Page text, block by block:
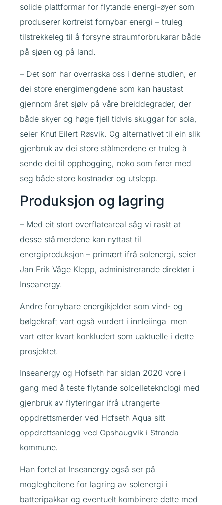
solide plattformar for flytande energi-øyer som
produserer kortreist fornybar energi – truleg
tilstrekkeleg til å forsyne straumforbrukarar både
på sjøen og på land.
– Det som har overraska oss i denne studien, er
dei store energimengdene som kan haustast
gjennom året sjølv på våre breiddegrader, der
både skyer og høge fjell tidvis skuggar for sola,
seier Knut Eilert Røsvik. Og alternativet til ein slik
gjenbruk av dei store stålmerdene er truleg å
sende dei til opphogging, noko som fører med
seg både store kostnader og utslepp.
Produksjon og lagring
– Med eit stort overflateareal såg vi raskt at
desse stålmerdene kan nyttast til
energiproduksjon – primært ifrå solenergi, seier
Jan Erik Våge Klepp, administrerande direktør i
Inseanergy.
Andre fornybare energikjelder som vind- og
bølgekraft vart også vurdert i innleiinga, men
vart etter kvart konkludert som uaktuelle i dette
prosjektet.
Inseanergy og Hofseth har sidan 2020 vore i
gang med å teste flytande solcelleteknologi med
gjenbruk av flyteringar ifrå utrangerte
oppdrettsmerder ved Hofseth Aqua sitt
oppdrettsanlegg ved Opshaugvik i Stranda
kommune.
Han fortel at Inseanergy også ser på
moglegheitene for lagring av solenergi i
batteripakkar og eventuelt kombinere dette med